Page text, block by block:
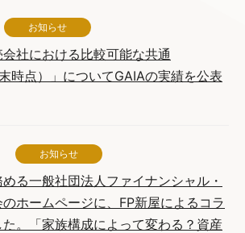
お知らせ
会社における比較可能な共通
時点）」についてGAIAの実績を公表
お知らせ
る一般社団法人ファイナンシャル・
ホームページに、FP新屋によるコラ
。「家族構成によって変わる？資産